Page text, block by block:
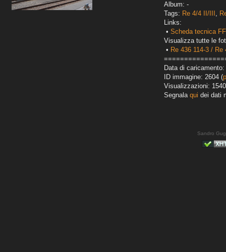
Album: -
Tags: Re 4/4 II/III ,
Links:
• Scheda tecnica
Visualizza tutte le
• Re 436 114-3 / Re
Data di
ID immagine: 2604 (
Visualizzazioni: 1540
Segnala qui dei dati
Sandro